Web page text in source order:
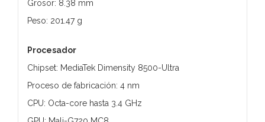
Grosor: 8.38 mm
Peso: 201.47 g
Procesador
Chipset: MediaTek Dimensity 8500-Ultra
Proceso de fabricación: 4 nm
CPU: Octa-core hasta 3.4 GHz